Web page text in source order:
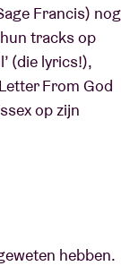
Francis) nog
tracks op
(die lyrics!),
From God
op zijn
hebben.